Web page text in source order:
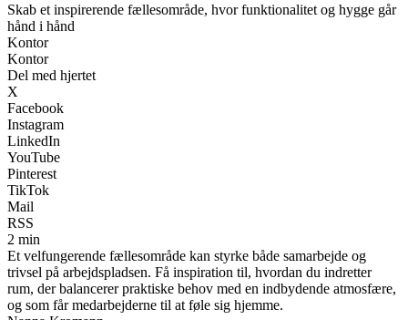
Skab et inspirerende fællesområde, hvor funktionalitet og hygge går
hånd i hånd
Kontor
Kontor
Del med hjertet
X
Facebook
Instagram
LinkedIn
YouTube
Pinterest
TikTok
Mail
RSS
2 min
Et velfungerende fællesområde kan styrke både samarbejde og
trivsel på arbejdspladsen. Få inspiration til, hvordan du indretter
rum, der balancerer praktiske behov med en indbydende atmosfære,
og som får medarbejderne til at føle sig hjemme.